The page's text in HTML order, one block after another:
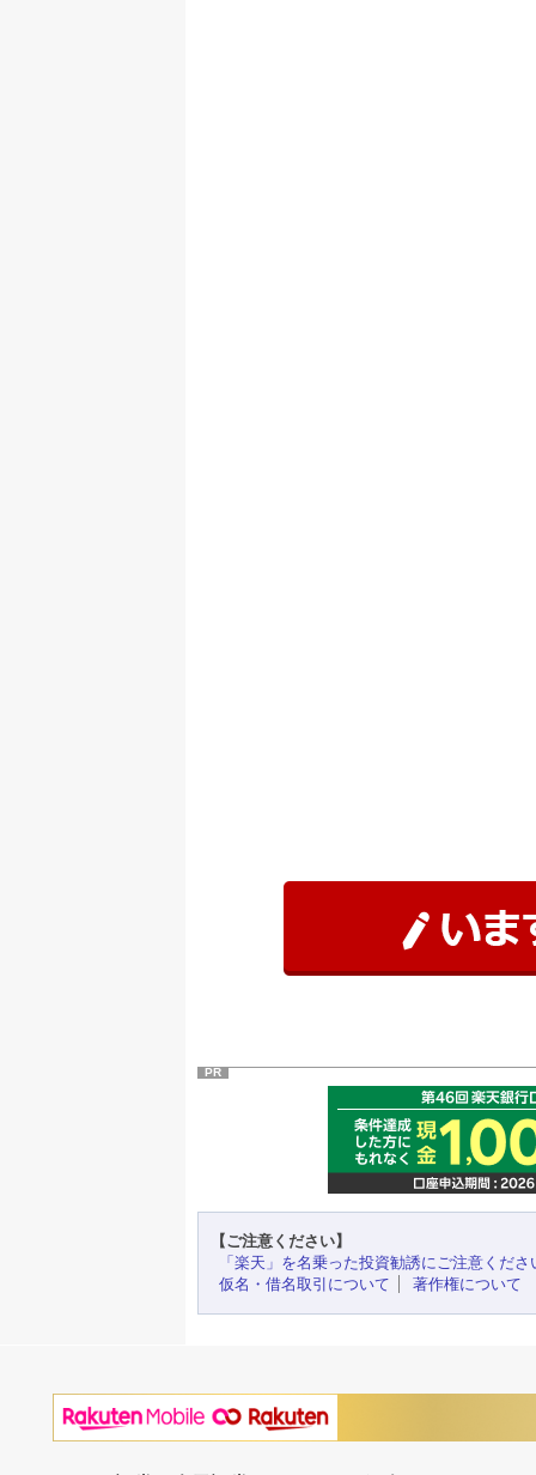
PR
【ご注意ください】
「楽天」を名乗った投資勧誘にご注意くださ
仮名・借名取引について
著作権について